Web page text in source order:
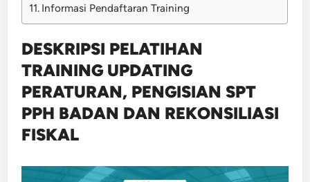
Informasi Pendaftaran Training
DESKRIPSI PELATIHAN
TRAINING UPDATING
PERATURAN, PENGISIAN SPT
PPH BADAN DAN REKONSILIASI
FISKAL